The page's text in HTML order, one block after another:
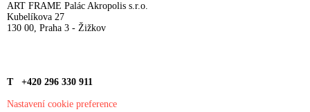
ART FRAME Palác Akropolis s.r.o.
Kubelíkova 27
130 00, Praha 3 - Žižkov
T +420 296 330 911
Nastavení cookie preference